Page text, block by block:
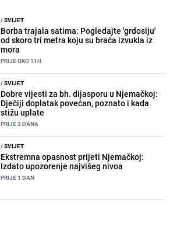
/SVIJET
Borba trajala satima: Pogledajte 'grdosiju'
od skoro tri metra koju su braća izvukla iz
mora
PRIJE OKO 11H
/SVIJET
Dobre vijesti za bh. dijasporu u Njemačkoj:
Dječiji doplatak povećan, poznato i kada
stižu uplate
PRIJE 2 DANA
/SVIJET
Ekstremna opasnost prijeti Njemačkoj:
Izdato upozorenje najvišeg nivoa
PRIJE 1 DAN